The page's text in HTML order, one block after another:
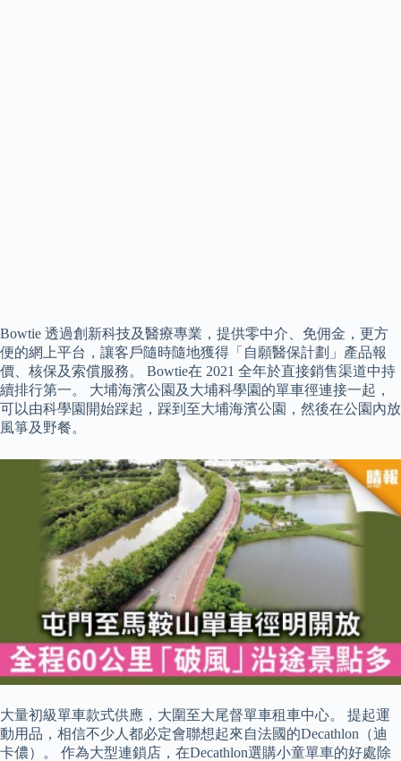
Bowtie 透過創新科技及醫療專業，提供零中介、免佣金，更方
便的網上平台，讓客戶隨時隨地獲得「自願醫保計劃」產品報
價、核保及索償服務。 Bowtie在 2021 全年於直接銷售渠道中持
續排行第一。 大埔海濱公園及大埔科學園的單車徑連接一起，
可以由科學園開始踩起，踩到至大埔海濱公園，然後在公園內放
風箏及野餐。
大量初級單車款式供應，大圍至大尾督單車租車中心。 提起運
動用品，相信不少人都必定會聯想起來自法國的Decathlon（迪
卡儂）。 作為大型連鎖店，在Decathlon選購小童單車的好處除